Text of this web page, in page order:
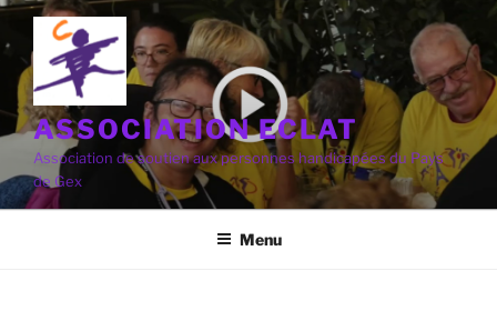
Aller
au
contenu
principal
ASSOCIATION ECLAT
Association de soutien aux personnes handicapées du Pays
de Gex
Menu